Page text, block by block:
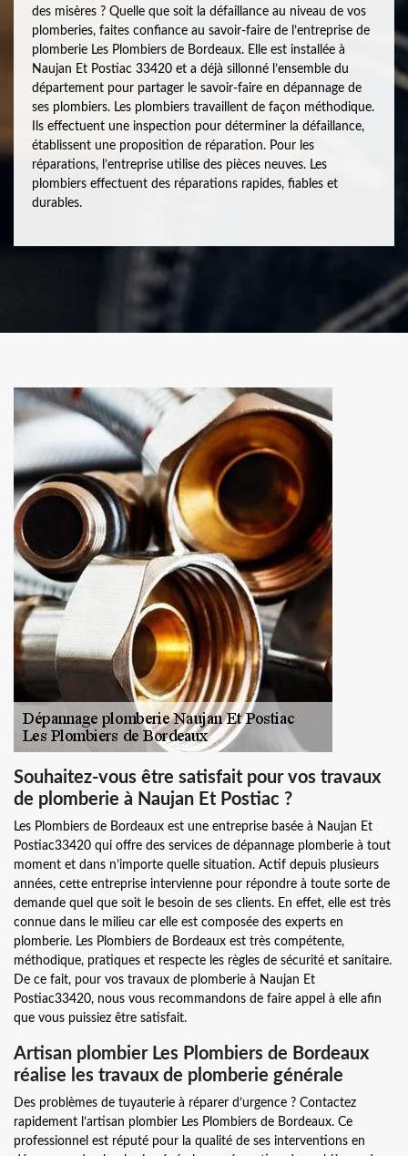
des misères ? Quelle que soit la défaillance au niveau de vos
plomberies, faites confiance au savoir-faire de l’entreprise de
plomberie Les Plombiers de Bordeaux. Elle est installée à
Naujan Et Postiac 33420 et a déjà sillonné l’ensemble du
département pour partager le savoir-faire en dépannage de
ses plombiers. Les plombiers travaillent de façon méthodique.
Ils effectuent une inspection pour déterminer la défaillance,
établissent une proposition de réparation. Pour les
réparations, l’entreprise utilise des pièces neuves. Les
plombiers effectuent des réparations rapides, fiables et
durables.
Souhaitez-vous être satisfait pour vos travaux
de plomberie à Naujan Et Postiac ?
Les Plombiers de Bordeaux est une entreprise basée à Naujan Et
Postiac33420 qui offre des services de dépannage plomberie à tout
moment et dans n’importe quelle situation. Actif depuis plusieurs
années, cette entreprise intervienne pour répondre à toute sorte de
demande quel que soit le besoin de ses clients. En effet, elle est très
connue dans le milieu car elle est composée des experts en
plomberie. Les Plombiers de Bordeaux est très compétente,
méthodique, pratiques et respecte les règles de sécurité et sanitaire.
De ce fait, pour vos travaux de plomberie à Naujan Et
Postiac33420, nous vous recommandons de faire appel à elle afin
que vous puissiez être satisfait.
Artisan plombier Les Plombiers de Bordeaux
réalise les travaux de plomberie générale
Des problèmes de tuyauterie à réparer d’urgence ? Contactez
rapidement l’artisan plombier Les Plombiers de Bordeaux. Ce
professionnel est réputé pour la qualité de ses interventions en